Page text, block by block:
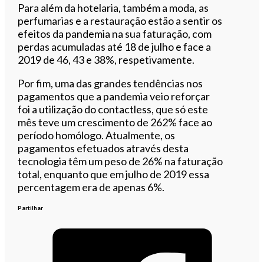
Para além da hotelaria, também a moda, as
perfumarias e a restauração estão a sentir os
efeitos da pandemia na sua faturação, com
perdas acumuladas até 18 de julho e face a
2019 de 46, 43 e 38%, respetivamente.
Por fim, uma das grandes tendências nos
pagamentos que a pandemia veio reforçar
foi a utilização do contactless, que só este
mês teve um crescimento de 262% face ao
período homólogo. Atualmente, os
pagamentos efetuados através desta
tecnologia têm um peso de 26% na faturação
total, enquanto que em julho de 2019 essa
percentagem era de apenas 6%.
Partilhar